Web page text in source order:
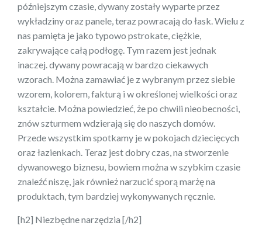
późniejszym czasie, dywany zostały wyparte przez
wykładziny oraz panele, teraz powracają do łask. Wielu z
nas pamięta je jako typowo pstrokate, ciężkie,
zakrywające całą podłogę. Tym razem jest jednak
inaczej. dywany powracają w bardzo ciekawych
wzorach. Można zamawiać je z wybranym przez siebie
wzorem, kolorem, fakturą i w określonej wielkości oraz
kształcie. Można powiedzieć, że po chwili nieobecności,
znów szturmem wdzierają się do naszych domów.
Przede wszystkim spotkamy je w pokojach dziecięcych
oraz łazienkach. Teraz jest dobry czas, na stworzenie
dywanowego biznesu, bowiem można w szybkim czasie
znaleźć niszę, jak również narzucić sporą marżę na
produktach, tym bardziej wykonywanych ręcznie.
[h2] Niezbędne narzędzia [/h2]